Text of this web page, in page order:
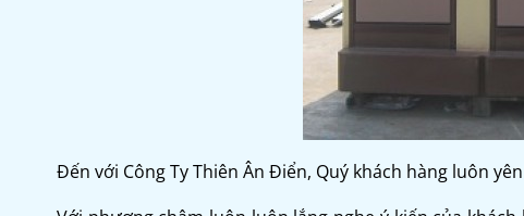
Đến với Công Ty Thiên Ân Điển, Quý khách hàng luôn